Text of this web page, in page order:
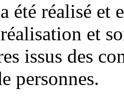
été réalisé et
et
issus des
personnes.